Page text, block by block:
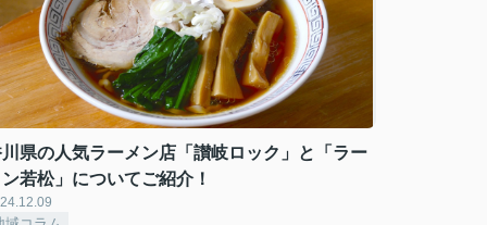
県の人気ラーメン店「讃岐ロック」と「ラー
若松」についてご紹介！